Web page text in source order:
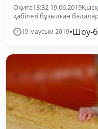
Оқиға13:32
қабілеті бұзылған
19 маусым 2019•Шоу-